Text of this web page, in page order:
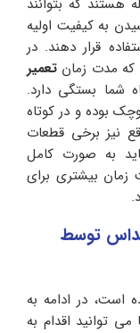
به کیفیت اولیه
قرار دهند. در
که مدت زمان تعمیر
شما بستگی دارد.
بوده و در کوتاه
نیز برخی قطعات
به صورت کامل
بیشتری برای
توسط
است، در ادامه به
توانید اقدام به